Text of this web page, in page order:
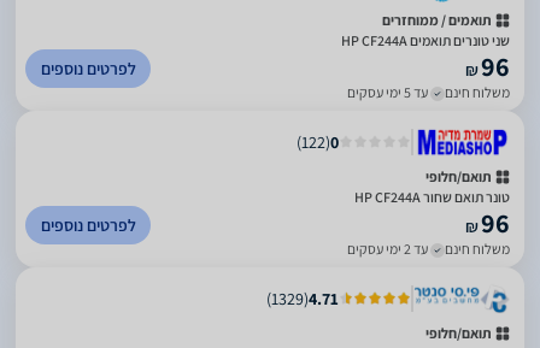
תואמים / ממוחזרים
שני טונרים תואמים HP CF244A
₪96
משלוח חינם עד 5 ימי עסקים
לפרטים נוספים
0
(
122
)
תואם/חלופי
טונר תואם שחור HP CF244A
₪96
משלוח חינם עד 2 ימי עסקים
לפרטים נוספים
4.71
(
1329
)
תואם/חלופי